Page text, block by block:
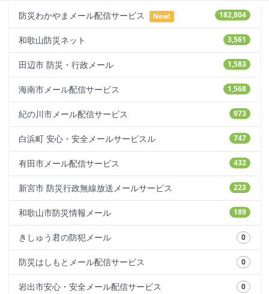
182,804
防災わかやまメール配信サービス New!
3,561
和歌山防災ネット
1,583
田辺市 防災・行政メール
1,568
海南市メール配信サービス
973
紀の川市メール配信サービス
747
白浜町 安心・安全メールサービスル
432
有田市メール配信サービス
223
新宮市 防災行政無線放送メールサービス
189
和歌山市防災情報メール
0
きしゅう君の防犯メール
0
防災はしもとメール配信サービス
0
岩出市安心・安全メール配信サービス